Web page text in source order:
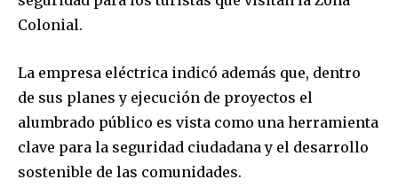
Colonial.
La empresa eléctrica indicó además que, dentro
de sus planes y ejecución de proyectos el
alumbrado público es vista como una herramienta
clave para la seguridad ciudadana y el desarrollo
sostenible de las comunidades.